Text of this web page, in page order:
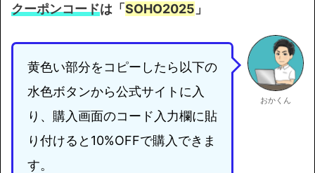
クーポンコードは「 SOHO2025 」
黄色い部分をコピーしたら以下の
水色ボタンから公式サイトに入
り、購入画面のコード入力欄に貼
り付けると10%OFFで購入できま
す。
おかくん